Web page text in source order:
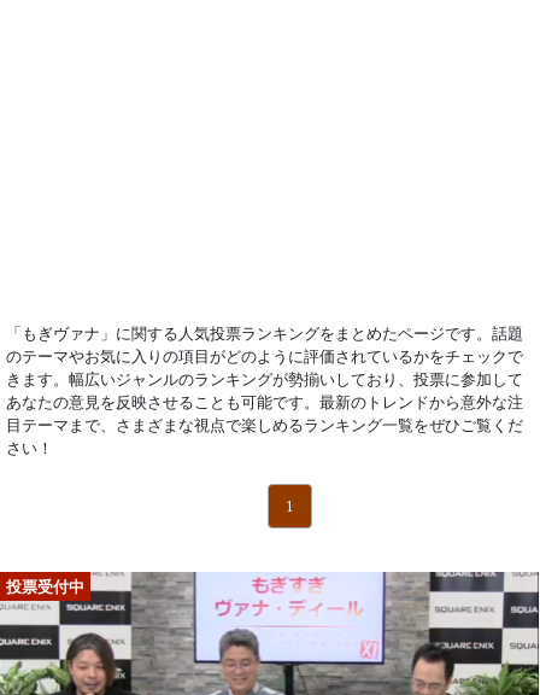
「もぎヴァナ」に関する人気投票ランキングをまとめたページです。話題
のテーマやお気に入りの項目がどのように評価されているかをチェックで
きます。幅広いジャンルのランキングが勢揃いしており、投票に参加して
あなたの意見を反映させることも可能です。最新のトレンドから意外な注
目テーマまで、さまざまな視点で楽しめるランキング一覧をぜひご覧くだ
さい！
1